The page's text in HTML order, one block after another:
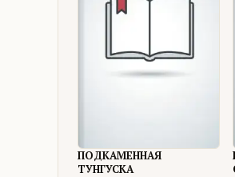
ПОДКАМЕННАЯ
ТУНГУСКА